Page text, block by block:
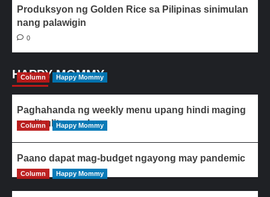
Produksyon ng Golden Rice sa Pilipinas sinimulan
nang palawigin
0
HAPPY MOMMY
Column Happy Mommy
Paghahanda ng weekly menu upang hindi maging
paulit-ulit ang ulam
Column Happy Mommy
Paano dapat mag-budget ngayong may pandemic
Column Happy Mommy